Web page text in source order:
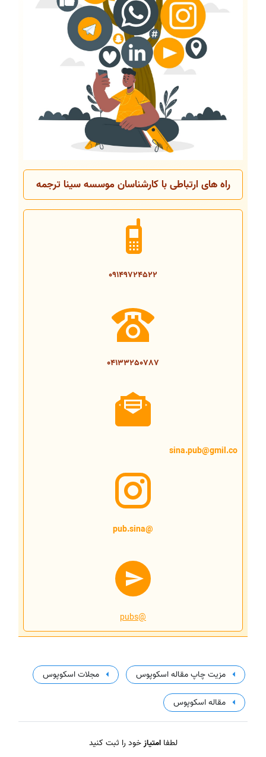
راه های ارتباطی با کارشناسان موسسه سینا ترجمه
09149724522
04133250787
sina.pub@gmil.co
@pub.sina
@pubs
مزیت چاپ مقاله اسکوپوس مجلات اسکوپوس
مقاله اسکوپوس
لطفاامتیازخود را ثبت کنید